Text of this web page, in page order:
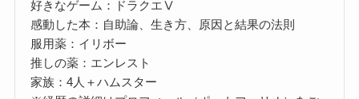
好きなゲーム：ドラクエⅤ
感動した本：自助論、生き方、原因と結果の法則
服用薬：イリボー
推しの薬：エンレスト
家族：4人＋ハムスター